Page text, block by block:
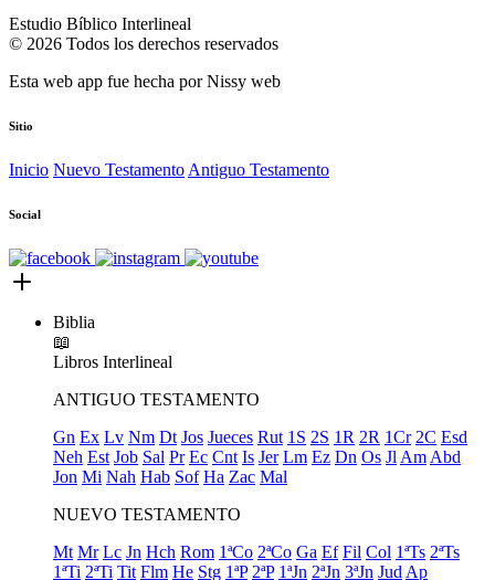
Estudio Bíblico Interlineal
© 2026 Todos los derechos reservados
Esta web app fue hecha porNissy web
Sitio
Inicio Nuevo Testamento Antiguo Testamento
Social
Biblia
📖
Libros Interlineal
ANTIGUO TESTAMENTO
Gn Ex Lv Nm Dt Jos Jueces Rut 1S 2S 1R 2R 1Cr 2C Esd
Neh Est Job Sal Pr Ec Cnt Is Jer Lm Ez Dn Os Jl Am Abd
Jon Mi Nah Hab Sof Ha Zac Mal
NUEVO TESTAMENTO
Mt Mr Lc Jn Hch Rom 1ªCo 2ªCo Ga Ef Fil Col 1ªTs 2ªTs
1ªTi 2ªTi Tit Flm He Stg 1ªP 2ªP 1ªJn 2ªJn 3ªJn Jud Ap